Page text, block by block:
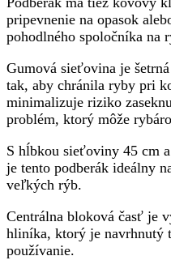
pripevnenie na opasok
pohodlného spoločníka na
Gumová sieťovina je
tak, aby chránila ryby pri
minimalizuje riziko
problém, ktorý môže
S hĺbkou sieťoviny 45 cm
je tento podberák ideálny
veľkých rýb.
Centrálna bloková časť je
hliníka, ktorý je navrhnutý
používanie.